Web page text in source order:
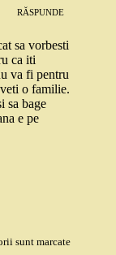
RĂSPUNDE
sa vorbesti
ca iti
va fi pentru
o familie.
sa bage
e pe
sunt marcate